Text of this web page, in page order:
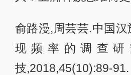
俞路漫,周芸芸.中国汉
现频率的调查研
技,2018,45(10):89-91.